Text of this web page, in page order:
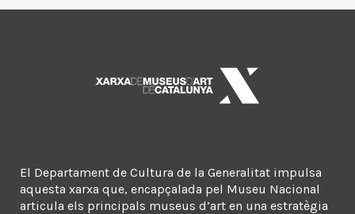
El Departament de Cultura de la Generalitat impulsa
aquesta xarxa que, encapçalada pel Museu Nacional
articula els principals museus d’art en una estratègia